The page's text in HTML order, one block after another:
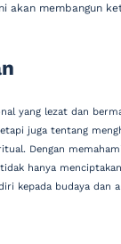
akan membangun
yang lezat dan
juga tentang
Dengan
hanya
kepada budaya dan